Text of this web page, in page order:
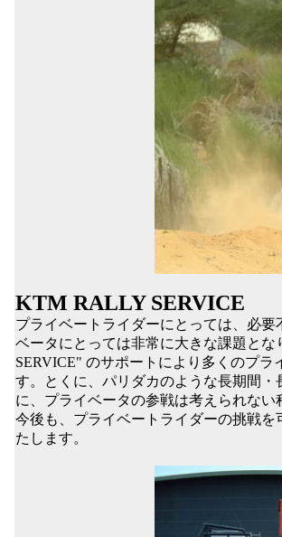
KTM RALLY SERVICE
プライベートライダーにとっては、必
ベータにとっては非常に大きな課題と
SERVICE" のサポートにより多くのプ
す。とくに、パリダカのような長期間
に、プライベータの参戦は考えられない
今後も、プライベートライダーの挑戦
たします。